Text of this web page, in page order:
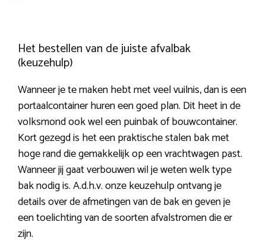
Het bestellen van de juiste afvalbak
(keuzehulp)
Wanneer je te maken hebt met veel vuilnis, dan is een
portaalcontainer huren een goed plan. Dit heet in de
volksmond ook wel een puinbak of bouwcontainer.
Kort gezegd is het een praktische stalen bak met
hoge rand die gemakkelijk op een vrachtwagen past.
Wanneer jij gaat verbouwen wil je weten welk type
bak nodig is. A.d.h.v. onze keuzehulp ontvang je
details over de afmetingen van de bak en geven je
een toelichting van de soorten afvalstromen die er
zijn.